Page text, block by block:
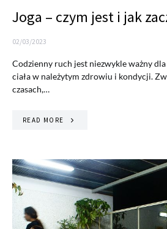
Joga – czym jest i jak
02/03/2023
Codzienny ruch jest niezwykle ważny
ciała w należytym zdrowiu i kondycji.
czasach,…
READ MORE